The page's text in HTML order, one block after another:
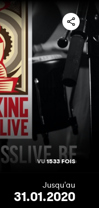
VU1533 FOIS
Jusqu'au
31.01.2020